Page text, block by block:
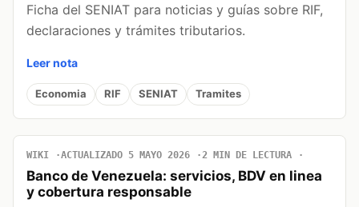
Ficha del SENIAT para noticias y guías sobre RIF,
declaraciones y trámites tributarios.
Leer nota
Economia RIF SENIAT Tramites
WIKI ACTUALIZADO 5 MAYO 2026 2 MIN DE LECTURA
Banco de Venezuela: servicios, BDV en linea
y cobertura responsable